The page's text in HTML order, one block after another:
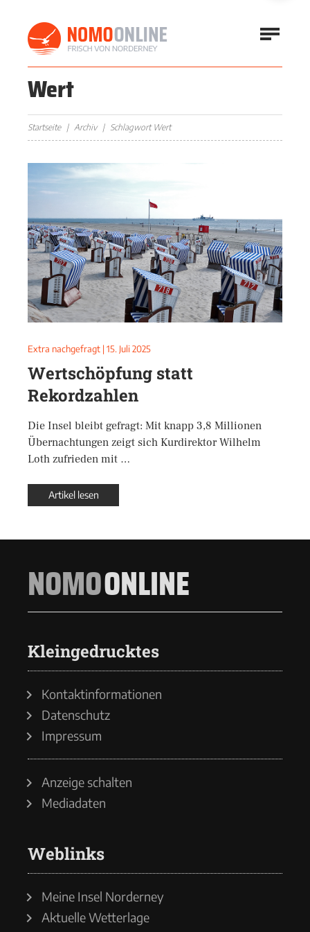
Wert
Startseite Archiv Schlagwort Wert
Extra nachgefragt | 15. Juli 2025
Wertschöpfung statt
Rekordzahlen
Die Insel bleibt gefragt: Mit knapp 3,8 Millionen
Übernachtungen zeigt sich Kurdirektor Wilhelm
Loth zufrieden mit …
Artikel lesen
NOMOONLINE
Kleingedrucktes
Kontaktinformationen
Datenschutz
Impressum
Anzeige schalten
Mediadaten
Weblinks
Meine Insel Norderney
Aktuelle Wetterlage